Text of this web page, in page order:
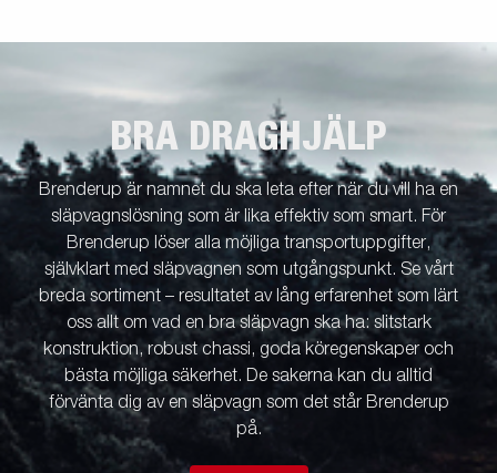
BRA DRAGHJÄLP
Brenderup är namnet du ska leta efter när du vill ha en
släpvagnslösning som är lika effektiv som smart. För
Brenderup löser alla möjliga transportuppgifter,
självklart med släpvagnen som utgångspunkt. Se vårt
breda sortiment – resultatet av lång erfarenhet som lärt
oss allt om vad en bra släpvagn ska ha: slitstark
konstruktion, robust chassi, goda köregenskaper och
bästa möjliga säkerhet. De sakerna kan du alltid
förvänta dig av en släpvagn som det står Brenderup
på.